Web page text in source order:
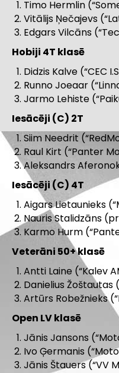
Timo Hermlin
Vitālijs Ņečajevs
Edgars Vilcāns
Hobiji 4T klasē
Didzis Kalve (“CEC
Runno Joeaar
Jarmo Lehiste
Iesācēji (C) 2T
Siim Needrit
Raul Kirt (“Panter
Aleksandrs
Iesācēji (C) 4T
Aigars Lietaunieks
Nauris Stalidzāns
Karmo Hurm
Veterāni 50+ klasē
Antti Laine (“Kalev
Danielius Žoštautas
Artūrs Robežnieks
Open LV klasē
Jānis Jansons
Ivo Ģermanis
Jānis Štauers (“VV